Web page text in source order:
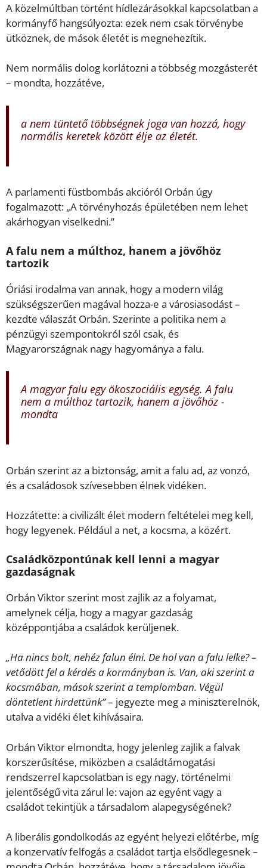
A közelmúltban történt hídlezárásokkal kapcsolatban a
kormányfő hangsúlyozta: ezek nem csak törvénybe
ütköznek, de mások életét is megnehezítik.
Nem normális dolog korlátozni a többség mozgásterét
– mondta, hozzátéve,
a nem tüntető többségnek joga van hozzá, hogy
normális keretek között élje az életét.
A parlamenti füstbombás akcióról Orbán úgy
fogalmazott: „A törvényhozás épületében nem lehet
akárhogyan viselkedni.”
A falu nem a múlthoz, hanem a jövőhöz
tartozik
Óriási irodalma van annak, hogy a modern világ
szükségszerűen magával hozza-e a városiasodást –
kezdte válaszát Orbán. Szerinte a politika nem a
pénzügyi szempontokról szól csak, és
Magyarországnak nagy hagyománya a falu.
A magyar falu egy ökoszociális egység. A falu
nem a múlthoz tartozik, hanem a jövőhöz -
mondta
Orbán szerint az a biztonság, amit a falu ad, az vonzó,
és a családosok szívesebben élnek vidéken.
Hozzátette: a civilizált élet modern feltételei meg kell,
hogy legyenek. Például a net, a kocsma, a közért.
Családközpontúnak kell lenni a magyar
gazdaságnak
Orbán Viktor szerint most zajlik az a folyamat,
amelynek célja, hogy a magyar gazdaság
középpontjába a családok kerüljenek.
„Ha nincs bolt, nehéz falun élni. De hol van a falu lelke? –
vetődött fel a kérdés a kormányban is. Van, aki szerint a
kocsmában, mások szerint a templomban. Végül
döntetlent hirdettünk”– jegyezte meg a miniszterelnök,
utalva a vidéki élet kihívásaira.
Orbán Viktor elmondta, hogy jelenleg zajlik a falvak
korszerűsítése, miközben a családtámogatási
rendszerrel kapcsolatban is egy nagy, történelmi
jelentőségű vita zárul le: vajon az egyént vagy a
családot tekintjük a társadalom alapegységének?
A liberális gondolkodás az egyént helyezi előtérbe, míg
a konzervatív felfogás a családot tartja elsődlegesnek –